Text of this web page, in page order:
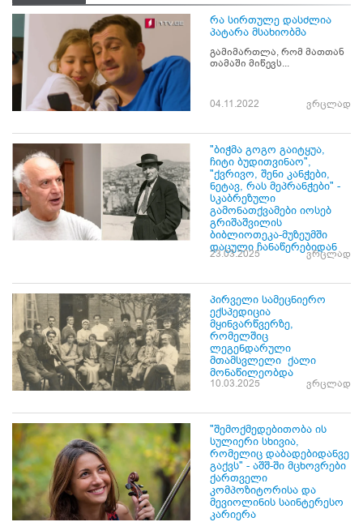
რა სირთულე დასძლია
პატარა მსახიობმა
გამიმართლა, რომ მათთან
თამაში მიწევს...
04.11.2022 ვრცლად
"ბიჭმა გოგო გაიტყუა,
ჩიტი ბუდითვინაო",
"ქვრივო, შენი კანჭები,
ნეტავ, რას მეპრანჭები" -
სკაბრეზული
გამონათქვამები იოსებ
გრიშაშვილის
ბიბლიოთეკა-მუზეუმში
დაცული ჩანაწერებიდან
23.03.2025 ვრცლად
პირველი სამეცნიერო
ექსპედიცია
მყინვარწვერზე,
რომელშიც
ლეგენდარული
მთამსვლელი ქალი
მონაწილეობდა
10.03.2025 ვრცლად
"შემოქმედებითობა ის
სულიერი სხივია,
რომელიც დაბადებიდანვე
გაქვს" - აშშ-ში მცხოვრები
ქართველი
კომპოზიტორისა და
მევიოლინის საინტერესო
კარიერა